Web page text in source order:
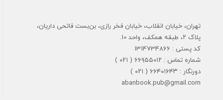
تهران، خیابان انقلاب، خیابان فخر رازی، بن‌بست فاتحی داریان،
پلاک ۲، طبقه همکف، واحد 10.
کد پستی : 1314734866
شماره تماس : ۶۶۹۵۵۰۱۲ ( ۰۲۱ )
دورنگار : ۶۶۴۰۱۶۴۳ ( ۰۲۱ )
abanbook.pub@gmail.com